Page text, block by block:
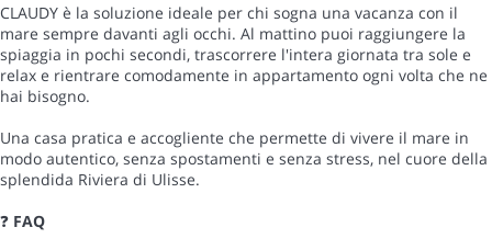
CLAUDY è la soluzione ideale per chi sogna una vacanza con il
mare sempre davanti agli occhi. Al mattino puoi raggiungere la
spiaggia in pochi secondi, trascorrere l'intera giornata tra sole e
relax e rientrare comodamente in appartamento ogni volta che ne
hai bisogno.
Una casa pratica e accogliente che permette di vivere il mare in
modo autentico, senza spostamenti e senza stress, nel cuore della
splendida Riviera di Ulisse.
❓ FAQ